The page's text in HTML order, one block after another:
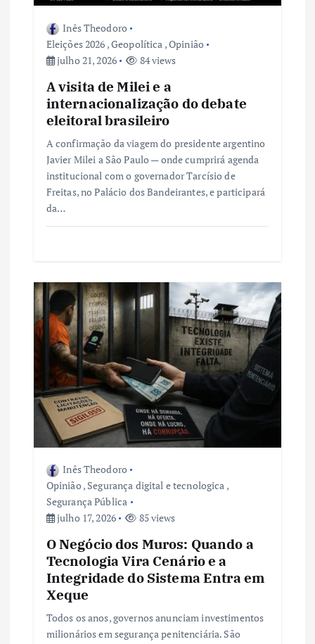
Inês Theodoro
Eleições 2026 ,Geopolítica ,Opinião
julho 21, 2026
84 views
A visita de Milei e a
internacionalização do debate
eleitoral brasileiro
A confirmação da viagem do presidente argentino
Javier Milei a São Paulo — onde cumprirá agenda
institucional com o governador Tarcísio de
Freitas, no Palácio dos Bandeirantes, e participará
da…
Inês Theodoro
Opinião , Segurança digital e tecnologica ,
Segurança Pública
julho 17, 2026
85 views
O Negócio dos Muros: Quando a
Tecnologia Vira Cenário e a
Integridade do Sistema Entra em
Xeque
Todos os anos, governos anunciam investimentos
milionários em segurança penitenciária. São